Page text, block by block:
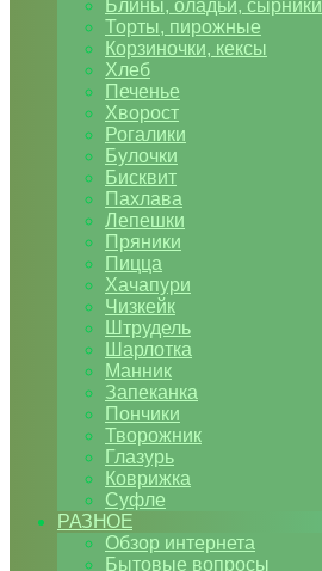
Блины, оладьи, сырники
Торты, пирожные
Корзиночки, кексы
Хлеб
Печенье
Хворост
Рогалики
Булочки
Бисквит
Пахлава
Лепешки
Пряники
Пицца
Хачапури
Чизкейк
Штрудель
Шарлотка
Манник
Запеканка
Пончики
Творожник
Глазурь
Коврижка
Суфле
РАЗНОЕ
Обзор интернета
Бытовые вопросы